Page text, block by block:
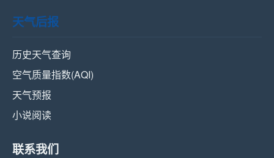
天气后报
历史天气查询
空气质量指数(AQI)
天气预报
小说阅读
联系我们